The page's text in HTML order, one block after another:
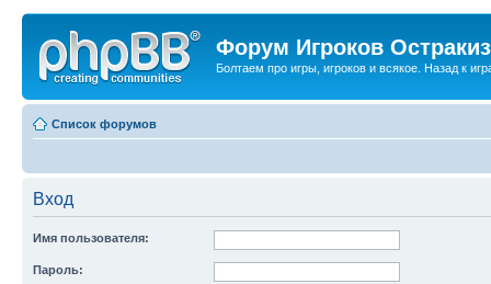
Форум Игроков
Болтаем про игры, игроков и всякое. Назад к
Список форумов
Вход
Имя пользователя:
Пароль: